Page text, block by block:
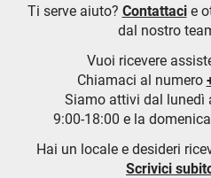
Ti serve aiuto? Contattacie
dal nostro
Vuoi ricevere
Chiamaci al numero
Siamo attivi dal lunedì
9:00-18:00 e la
Hai un locale e desideri
Scrivici